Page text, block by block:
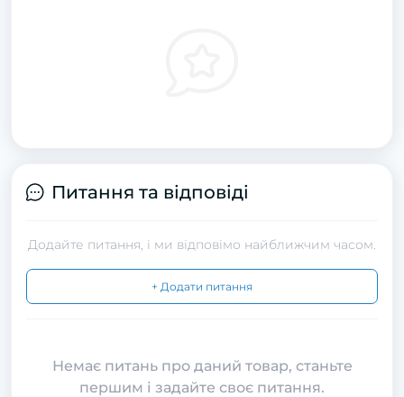
Питання та відповіді
Додайте питання, і ми відповімо найближчим часом.
+ Додати питання
Немає питань про даний товар, станьте
першим і задайте своє питання.